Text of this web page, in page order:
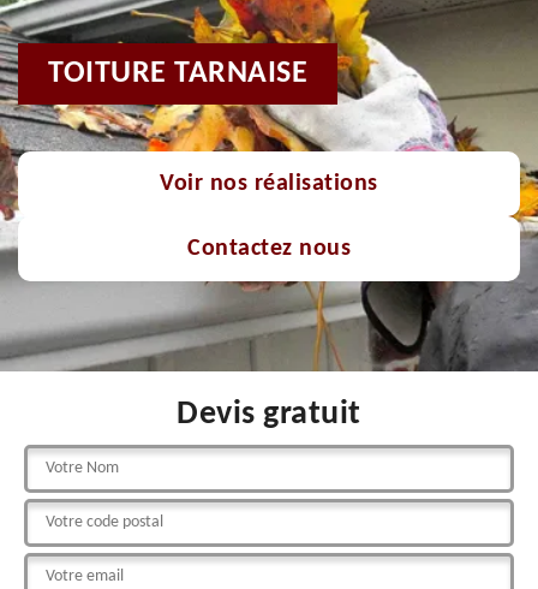
TOITURE TARNAISE
Voir nos réalisations
Contactez nous
Devis gratuit